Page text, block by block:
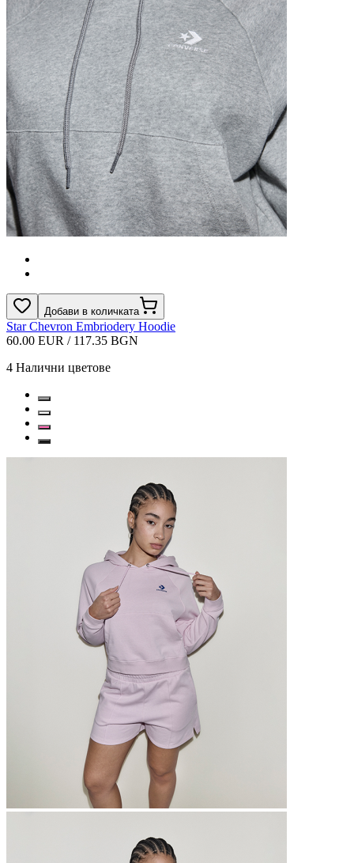
Добави в количката
Star Chevron Embriodery Hoodie
60.00 EUR / 117.35 BGN
4 Налични цветове